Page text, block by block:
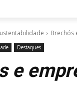
Brechós
Destaques
e